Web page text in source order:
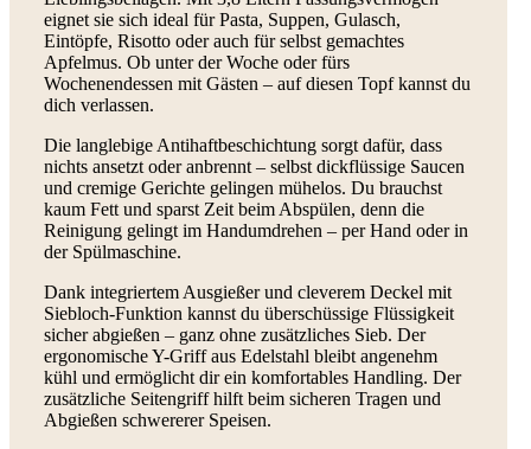
eignet sie sich ideal für Pasta, Suppen, Gulasch,
Eintöpfe, Risotto oder auch für selbst gemachtes
Apfelmus. Ob unter der Woche oder fürs
Wochenendessen mit Gästen – auf diesen Topf kannst du
dich verlassen.
Die langlebige Antihaftbeschichtung sorgt dafür, dass
nichts ansetzt oder anbrennt – selbst dickflüssige Saucen
und cremige Gerichte gelingen mühelos. Du brauchst
kaum Fett und sparst Zeit beim Abspülen, denn die
Reinigung gelingt im Handumdrehen – per Hand oder in
der Spülmaschine.
Dank integriertem Ausgießer und cleverem Deckel mit
Siebloch-Funktion kannst du überschüssige Flüssigkeit
sicher abgießen – ganz ohne zusätzliches Sieb. Der
ergonomische Y-Griff aus Edelstahl bleibt angenehm
kühl und ermöglicht dir ein komfortables Handling. Der
zusätzliche Seitengriff hilft beim sicheren Tragen und
Abgießen schwererer Speisen.